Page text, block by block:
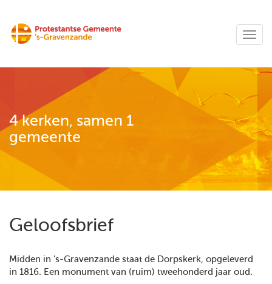
4 kerken, samen 1
gemeente
Geloofsbrief
Midden in 's-Gravenzande staat de Dorpskerk, opgeleverd
in 1816. Een monument van (ruim) tweehonderd jaar oud.